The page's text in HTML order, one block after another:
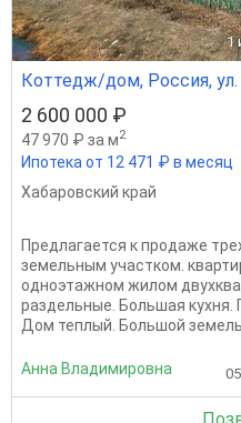
1
Коттедж/дом, Россия,
2 600 000 ₽
47 970 ₽ за м2
Ипотека от 12 471 ₽ в месяц
Хабаровский край
Предлагается к продаже
земельным участком.
одноэтажном жилом
раздельные. Большая кухня.
Дом теплый. Большой
Анна Владимировна